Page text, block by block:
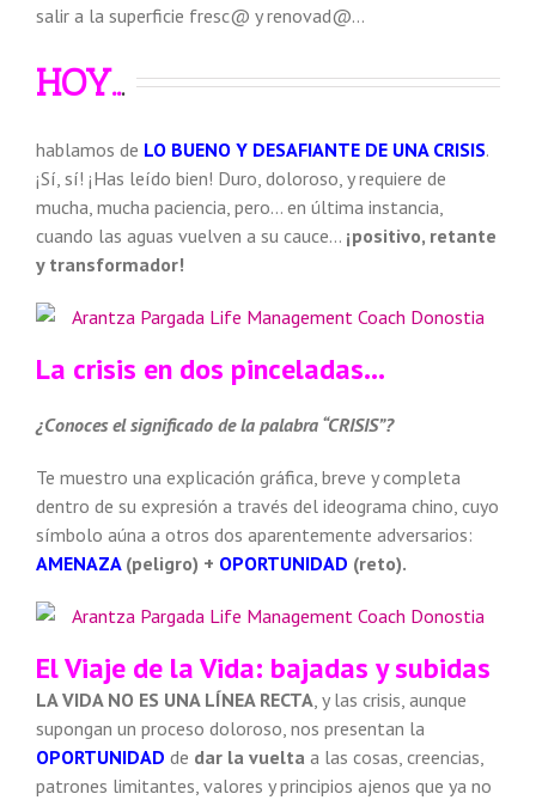
salir a la superficie fresc@ y renovad@…
HOY...
hablamos de LO BUENO Y DESAFIANTE DE UNA CRISIS.
¡Sí, sí! ¡Has leído bien! Duro, doloroso, y requiere de
mucha, mucha paciencia, pero… en última instancia,
cuando las aguas vuelven a su cauce… ¡positivo, retante
y transformador!
La crisis en dos pinceladas…
¿Conoces el significado de la palabra “CRISIS”?
Te muestro una explicación gráfica, breve y completa
dentro de su expresión a través del ideograma chino, cuyo
símbolo aúna a otros dos aparentemente adversarios:
AMENAZA(peligro) + OPORTUNIDAD (reto).
El Viaje de la Vida: bajadas y subidas
LA VIDA NO ES UNA LÍNEA RECTA , y las crisis, aunque
supongan un proceso doloroso, nos presentan la
OPORTUNIDAD de dar la vuelta a las cosas, creencias,
patrones limitantes, valores y principios ajenos que ya no